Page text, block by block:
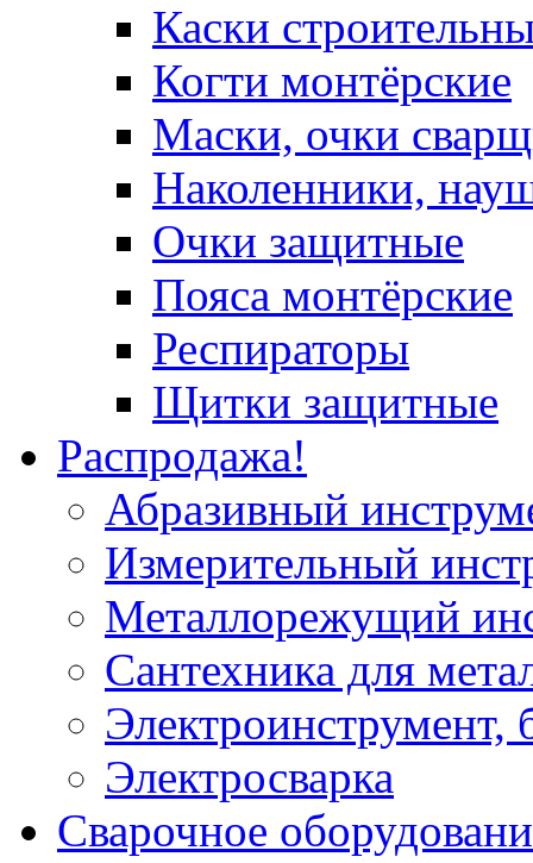
Каски
Когти монтёрские
Маски, очки
Наколенники,
Очки защитные
Пояса монтёрские
Респираторы
Щитки защитные
Распродажа!
Абразивный
Измерительный
Металлорежущий
Сантехника для
Электроинструмент,
Электросварка
Сварочное